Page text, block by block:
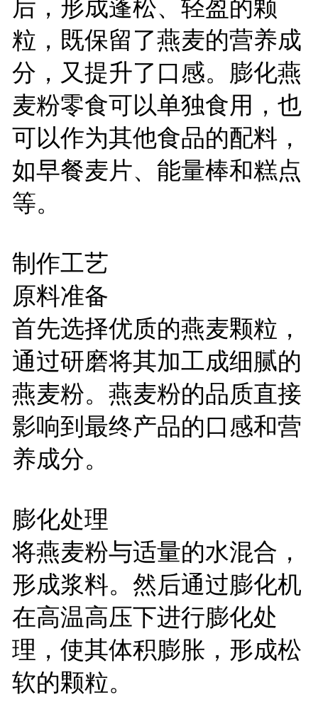
后，形成蓬松、轻盈的颗
粒，既保留了燕麦的营养成
分，又提升了口感。膨化燕
麦粉零食可以单独食用，也
可以作为其他食品的配料，
如早餐麦片、能量棒和糕点
等。
制作工艺
原料准备
首先选择优质的燕麦颗粒，
通过研磨将其加工成细腻的
燕麦粉。燕麦粉的品质直接
影响到最终产品的口感和营
养成分。
膨化处理
将燕麦粉与适量的水混合，
形成浆料。然后通过膨化机
在高温高压下进行膨化处
理，使其体积膨胀，形成松
软的颗粒。